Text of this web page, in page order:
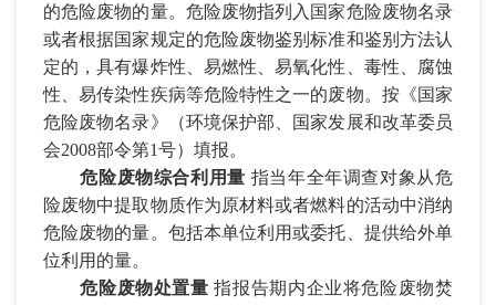
的危险废物的量。危险废物指列入国家危险废物名录
或者根据国家规定的危险废物鉴别标准和鉴别方法认
定的，具有爆炸性、易燃性、易氧化性、毒性、腐蚀
性、易传染性疾病等危险特性之一的废物。按《国家
危险废物名录》（环境保护部、国家发展和改革委员
会2008部令第1号）填报。
危险废物综合利用量 指当年全年调查对象从危
险废物中提取物质作为原材料或者燃料的活动中消纳
危险废物的量。包括本单位利用或委托、提供给外单
位利用的量。
危险废物处置量 指报告期内企业将危险废物焚